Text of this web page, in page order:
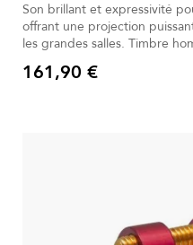
Son brillant et expressivité pour le soliste
offrant une projection puissante. Idéale pour le jeu soliste
les grandes salles. Timbre homogène garantissant une parfaite
transmission optimale. Quatre rainures favorisant une vibration
Prix
161,90 €